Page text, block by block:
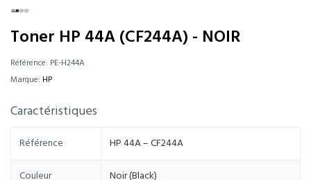
Toner HP 44A (CF244A) - NOIR
Référence: PE-H244A
Marque: HP
Caractéristiques
Référence HP 44A – CF244A
Couleur Noir (Black)